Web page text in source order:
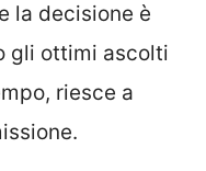
la decisione è
gli ottimi ascolti
riesce a